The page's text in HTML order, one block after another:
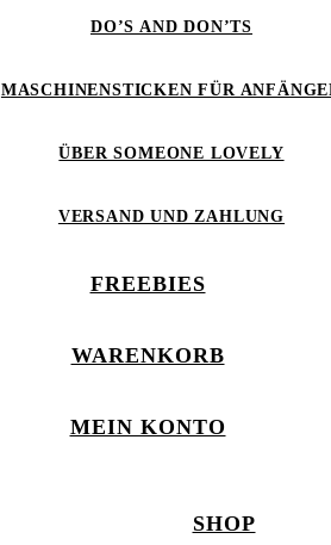
DO’S AND DON’TS
MASCHINENSTICKEN FÜR
ÜBER SOMEONE LOVELY
VERSAND UND ZAHLUNG
FREEBIES
WARENKORB
MEIN KONTO
SHOP